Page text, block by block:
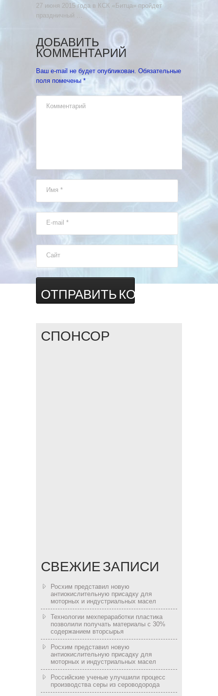
27 июня 2015 года в КСК «Битца» пройдет
праздничный …
ДОБАВИТЬ
КОММЕНТАРИЙ
Ваш e-mail не будет опубликован. Обязательные
поля помечены *
Комментарий
Имя *
E-mail *
Сайт
СПОНСОР
СВЕЖИЕ ЗАПИСИ
Росхим представил новую
антиокислительную присадку для
моторных и индустриальных масел
Технологии мехпераработки пластика
позволили получать материалы с 30%
содержанием вторсырья
Росхим представил новую
антиокислительную присадку для
моторных и индустриальных масел
Российские ученые улучшили процесс
производства серы из сероводорода